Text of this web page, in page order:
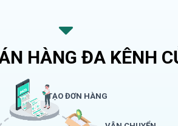
HÀNG ĐA KÊNH
TẠO ĐƠN HÀNG